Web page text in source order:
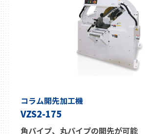
コラム開先加工機
VZS2-175
角パイプ、丸パイプの開先が可能